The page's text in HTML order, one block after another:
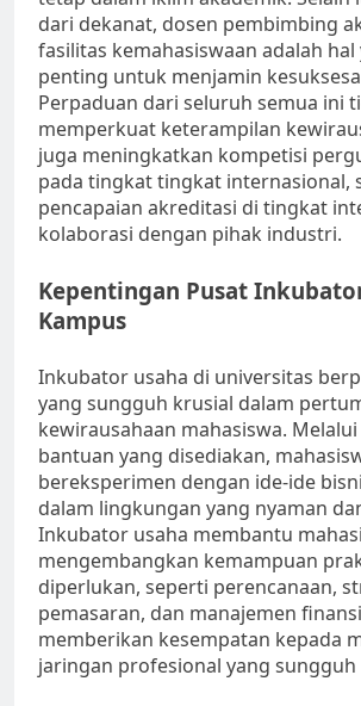
dari dekanat, dosen pembimbing
fasilitas kemahasiswaan adalah
penting untuk menjamin
Perpaduan dari seluruh semua ini
memperkuat keterampilan
juga meningkatkan kompetisi
pada tingkat tingkat internasional,
pencapaian akreditasi di tingkat
kolaborasi dengan pihak industri.
Kepentingan Pusat
Kampus
Inkubator usaha di universitas
yang sungguh krusial dalam
kewirausahaan mahasiswa.
bantuan yang disediakan,
bereksperimen dengan ide-ide
dalam lingkungan yang nyaman
Inkubator usaha membantu
mengembangkan kemampuan
diperlukan, seperti perencanaan,
pemasaran, dan manajemen
memberikan kesempatan kepada
jaringan profesional yang